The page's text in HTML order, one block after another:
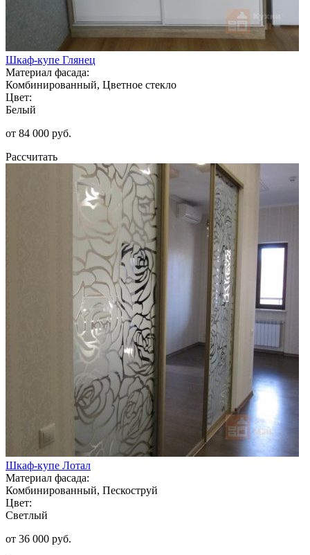
Шкаф-купе Глянец
Материал фасада:
Комбинированный, Цветное стекло
Цвет:
Белый
от 84 000 руб.
Рассчитать
Шкаф-купе Лотал
Материал фасада:
Комбинированный, Пескоструй
Цвет:
Светлый
от 36 000 руб.